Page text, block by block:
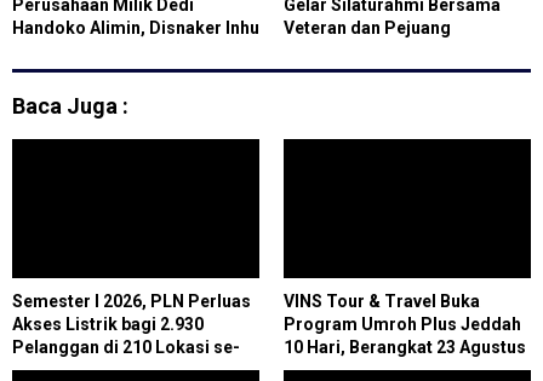
Perusahaan Milik Dedi
Handoko Alimin, Disnaker Inhu
Gelar Silaturahmi Bersama
Veteran dan Pejuang
Baca Juga :
Semester I 2026, PLN Perluas
Akses Listrik bagi 2.930
Pelanggan di 210 Lokasi se-
Jawa Barat
VINS Tour & Travel Buka
Program Umroh Plus Jeddah
10 Hari, Berangkat 23 Agustus
2026